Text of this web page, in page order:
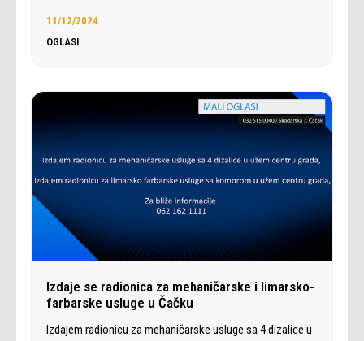
11/12/2024
OGLASI
Izdaje se radionica za mehaničarske i limarsko-
farbarske usluge u Čačku
Izdajem radionicu za mehaničarske usluge sa 4 dizalice u